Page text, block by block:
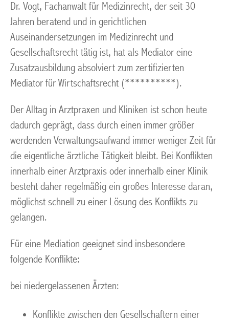
Dr. Vogt, Fachanwalt für Medizinrecht, der seit 30
Jahren beratend und in gerichtlichen
Auseinandersetzungen im Medizinrecht und
Gesellschaftsrecht tätig ist, hat als Mediator eine
Zusatzausbildung absolviert zum zertifizierten
Mediator für Wirtschaftsrecht (**********).
Der Alltag in Arztpraxen und Kliniken ist schon heute
dadurch geprägt, dass durch einen immer größer
werdenden Verwaltungsaufwand immer weniger Zeit für
die eigentliche ärztliche Tätigkeit bleibt. Bei Konflikten
innerhalb einer Arztpraxis oder innerhalb einer Klinik
besteht daher regelmäßig ein großes Interesse daran,
möglichst schnell zu einer Lösung des Konflikts zu
gelangen.
Für eine Mediation geeignet sind insbesondere
folgende Konflikte:
bei niedergelassenen Ärzten:
Konflikte zwischen den Gesellschaftern einer